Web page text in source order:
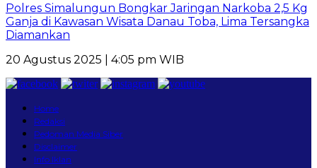
Polres Simalungun Bongkar Jaringan Narkoba 2,5 Kg
Ganja di Kawasan Wisata Danau Toba, Lima Tersangka
Diamankan
20 Agustus 2025 | 4:05 pm WIB
Home
Redaksi
Pedoman Media Siber
Disclaimer
Info Iklan